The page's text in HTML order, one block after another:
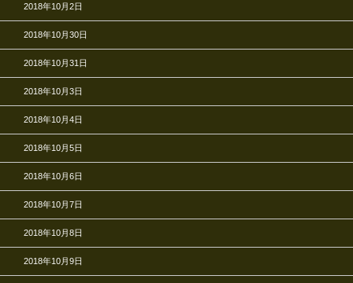
2018年10月2日
2018年10月30日
2018年10月31日
2018年10月3日
2018年10月4日
2018年10月5日
2018年10月6日
2018年10月7日
2018年10月8日
2018年10月9日